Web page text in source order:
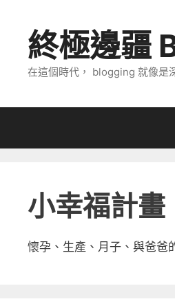
終極邊疆
在這個時代， blogging 就像是
小幸福計畫
懷孕、生產、月子、與爸爸